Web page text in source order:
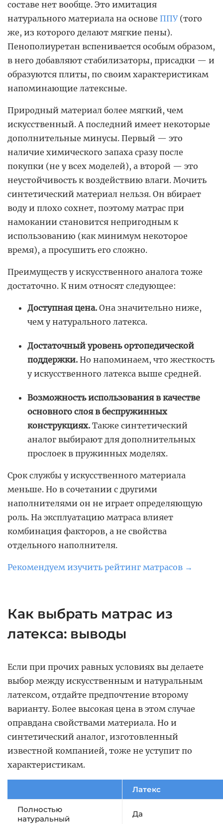
составе нет вообще. Это имитация
натурального материала на основе ППУ(того
же, из которого делают мягкие пены).
Пенополиуретан вспенивается особым образом,
в него добавляют стабилизаторы, присадки — и
образуются плиты, по своим характеристикам
напоминающие латексные.
Природный материал более мягкий, чем
искусственный. А последний имеет некоторые
дополнительные минусы. Первый — это
наличие химического запаха сразу после
покупки (не у всех моделей), а второй — это
неустойчивость к воздействию влаги. Мочить
синтетический материал нельзя. Он вбирает
воду и плохо сохнет, поэтому матрас при
намокании становится непригодным к
использованию (как минимум некоторое
время), а просушить его сложно.
Преимуществ у искусственного аналога тоже
достаточно. К ним относят следующее:
Доступная цена. Она значительно ниже,
чем у натурального латекса.
Достаточный уровень ортопедической
поддержки. Но напоминаем, что жесткость
у искусственного латекса выше средней.
Возможность использования в качестве
основного слоя в беспружинных
конструкциях. Также синтетический
аналог выбирают для дополнительных
прослоек в пружинных моделях.
Срок службы у искусственного материала
меньше. Но в сочетании с другими
наполнителями он не играет определяющую
роль. На эксплуатацию матраса влияет
комбинация факторов, а не свойства
отдельного наполнителя.
Рекомендуем изучить рейтинг матрасов →
Как выбрать матрас из
латекса: выводы
Если при прочих равных условиях вы делаете
выбор между искусственным и натуральным
латексом, отдайте предпочтение второму
варианту. Более высокая цена в этом случае
оправдана свойствами материала. Но и
синтетический аналог, изготовленный
известной компанией, тоже не уступит по
характеристикам.
Латекс
Полностью
натуральный
Да